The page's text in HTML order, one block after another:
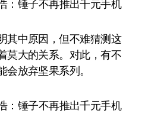
其中原因，但不难猜测这
莫大的关系。对此，有不
放弃坚果系列。